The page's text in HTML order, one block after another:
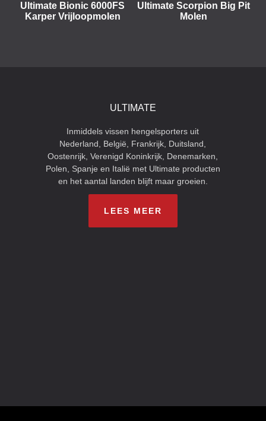
Ultimate Bionic 6000FS
Karper Vrijloopmolen
Ultimate Scorpion Big Pit
Molen
ULTIMATE
Inmiddels vissen hengelsporters uit
Nederland, België, Frankrijk, Duitsland,
Oostenrijk, Verenigd Koninkrijk, Denemarken,
Polen, Spanje en Italië met Ultimate producten
en het aantal landen blijft maar groeien.
LEES MEER